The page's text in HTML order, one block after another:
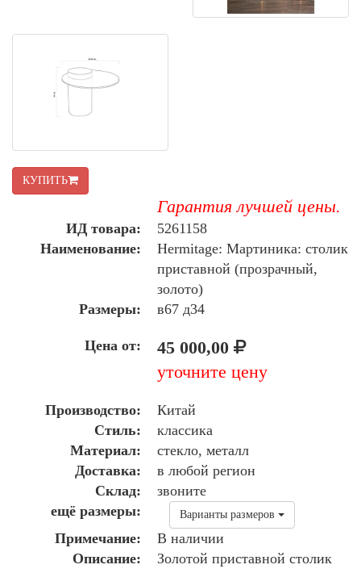
КУПИТЬ
Гарантия лучшей цены.
ИД товара:
5261158
Наименование:
Hermitage: Мартиника: столик
приставной (прозрачный,
золото)
Размеры:
в67 д34
Цена от:
45 000,00
уточните цену
Производство:
Китай
Стиль:
классика
Материал:
стекло, металл
Доставка:
в любой регион
Склад:
звоните
ещё размеры:
Варианты размеров
Примечание:
В наличии
Описание:
Золотой приставной столик